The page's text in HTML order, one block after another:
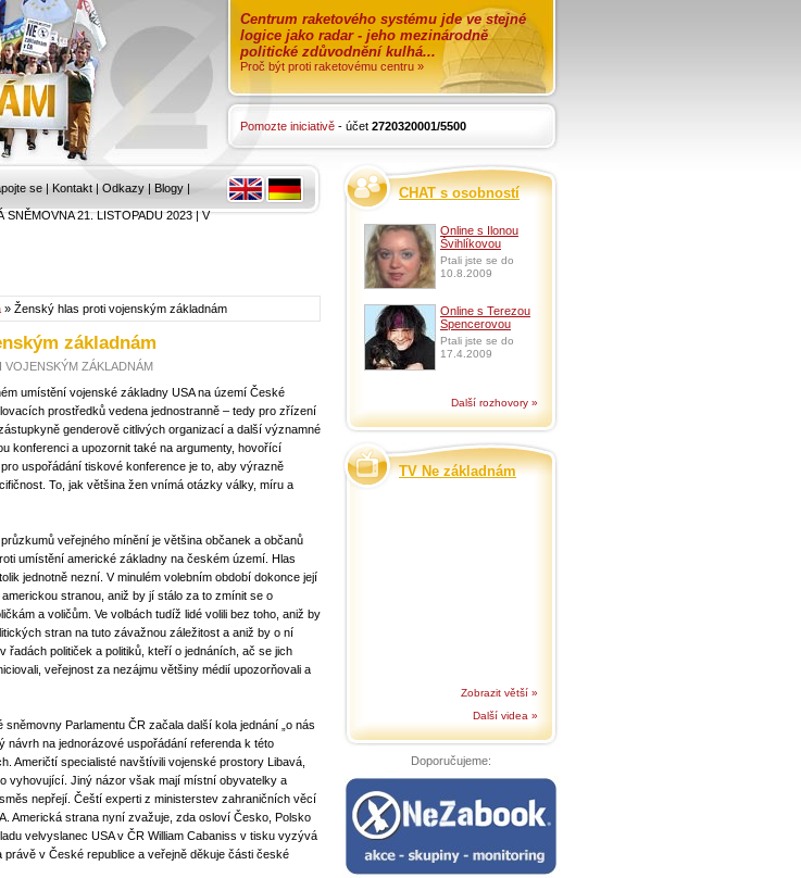
Centrum raketového systému jde ve stejné
logice jako radar - jeho mezinárodně
politické zdůvodnění kulhá...
Proč být proti raketovému centru »
Pomozte iniciativě - účet 2720320001/5500
se | Kontakt | Odkazy | Blogy |
SNĚMOVNA 21. LISTOPADU 2023|V
» Ženský hlas proti vojenským základnám
základnám
VOJENSKÝM ZÁKLADNÁM
umístění vojenské základny USA na území České
prostředků vedena jednostranně – tedy pro zřízení
genderově citlivých organizací a další významné
konferenci a upozornit také na argumenty, hovořící
uspořádání tiskové konference je to, aby výrazně
To, jak většina žen vnímá otázky války, míru a
veřejného mínění je většina občanek a občanů
umístění americké základny na českém území. Hlas
jednotně nezní. V minulém volebním období dokonce její
stranou, aniž by jí stálo za to zmínit se o
a voličům. Ve volbách tudíž lidé volili bez toho, aniž by
stran na tuto závažnou záležitost a aniž by o ní
řadách političek a politiků, kteří o jednáních, ač se jich
veřejnost za nezájmu většiny médií upozorňovali a
Parlamentu ČR začala další kola jednání „o nás
návrh na jednorázové uspořádání referenda k této
Američtí specialisté navštívili vojenské prostory Libavá,
vyhovující. Jiný názor však mají místní obyvatelky a
nepřejí. Čeští experti z ministerstev zahraničních věcí
Americká strana nyní zvažuje, zda osloví Česko, Polsko
velvyslanec USA v ČR William Cabaniss v tisku vyzývá
v České republice a veřejně děkuje části české
CHAT s osobností
Online s Ilonou
Švihlíkovou
Ptali jste se do
10.8.2009
Online s Terezou
Spencerovou
Ptali jste se do
17.4.2009
Další rozhovory »
TV Ne základnám
Zobrazit větší »
Další videa »
Doporučujeme: